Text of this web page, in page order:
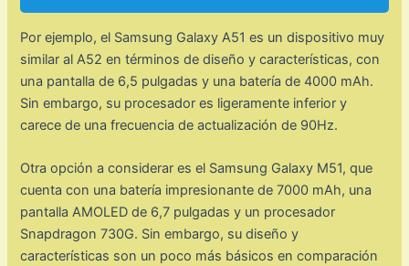
Por ejemplo, el Samsung Galaxy A51 es un dispositivo muy
similar al A52 en términos de diseño y características, con
una pantalla de 6,5 pulgadas y una batería de 4000 mAh.
Sin embargo, su procesador es ligeramente inferior y
carece de una frecuencia de actualización de 90Hz.
Otra opción a considerar es el Samsung Galaxy M51, que
cuenta con una batería impresionante de 7000 mAh, una
pantalla AMOLED de 6,7 pulgadas y un procesador
Snapdragon 730G. Sin embargo, su diseño y
características son un poco más básicos en comparación